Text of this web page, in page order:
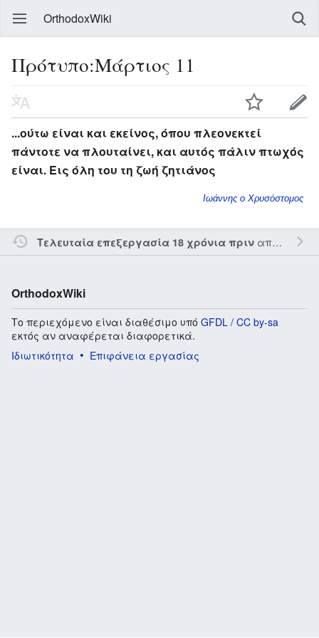
OrthodoxWiki
Πρότυπο:Μάρτιος 11
...ούτω είναι και εκείνος, όπου πλεονεκτεί
πάντοτε να πλουταίνει, και αυτός πάλιν πτωχός
είναι. Εις όλη του τη ζωή ζητιάνος
Ιωάννης ο Χρυσόστομος
Τελευταία επεξεργασία 18 χρόνια πριναπό τον την
OrthodoxWiki
Το περιεχόμενο είναι διαθέσιμο υπό GFDL / CC by-sa
εκτός αν αναφέρεται διαφορετικά.
Ιδιωτικότητα
Επιφάνεια εργασίας